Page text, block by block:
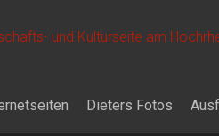
und Kulturseite am
Dieters Fotos